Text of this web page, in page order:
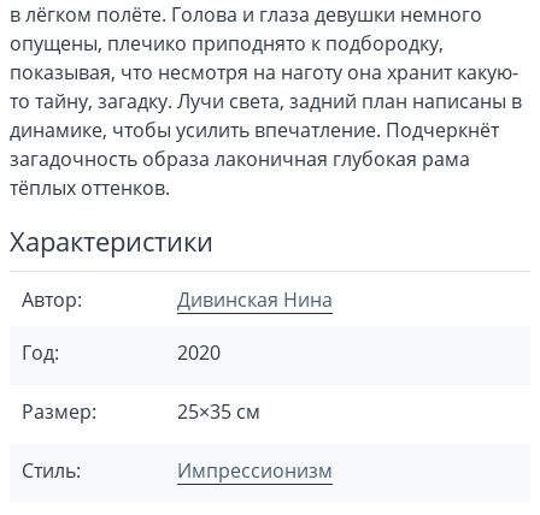
в лёгком полёте. Голова и глаза девушки немного
опущены, плечико приподнято к подбородку,
показывая, что несмотря на наготу она хранит какую-
то тайну, загадку. Лучи света, задний план написаны в
динамике, чтобы усилить впечатление. Подчеркнёт
загадочность образа лаконичная глубокая рама
тёплых оттенков.
Характеристики
Автор:
Дивинская Нина
Год:
2020
Размер: 25×35 см
Стиль: Импрессионизм